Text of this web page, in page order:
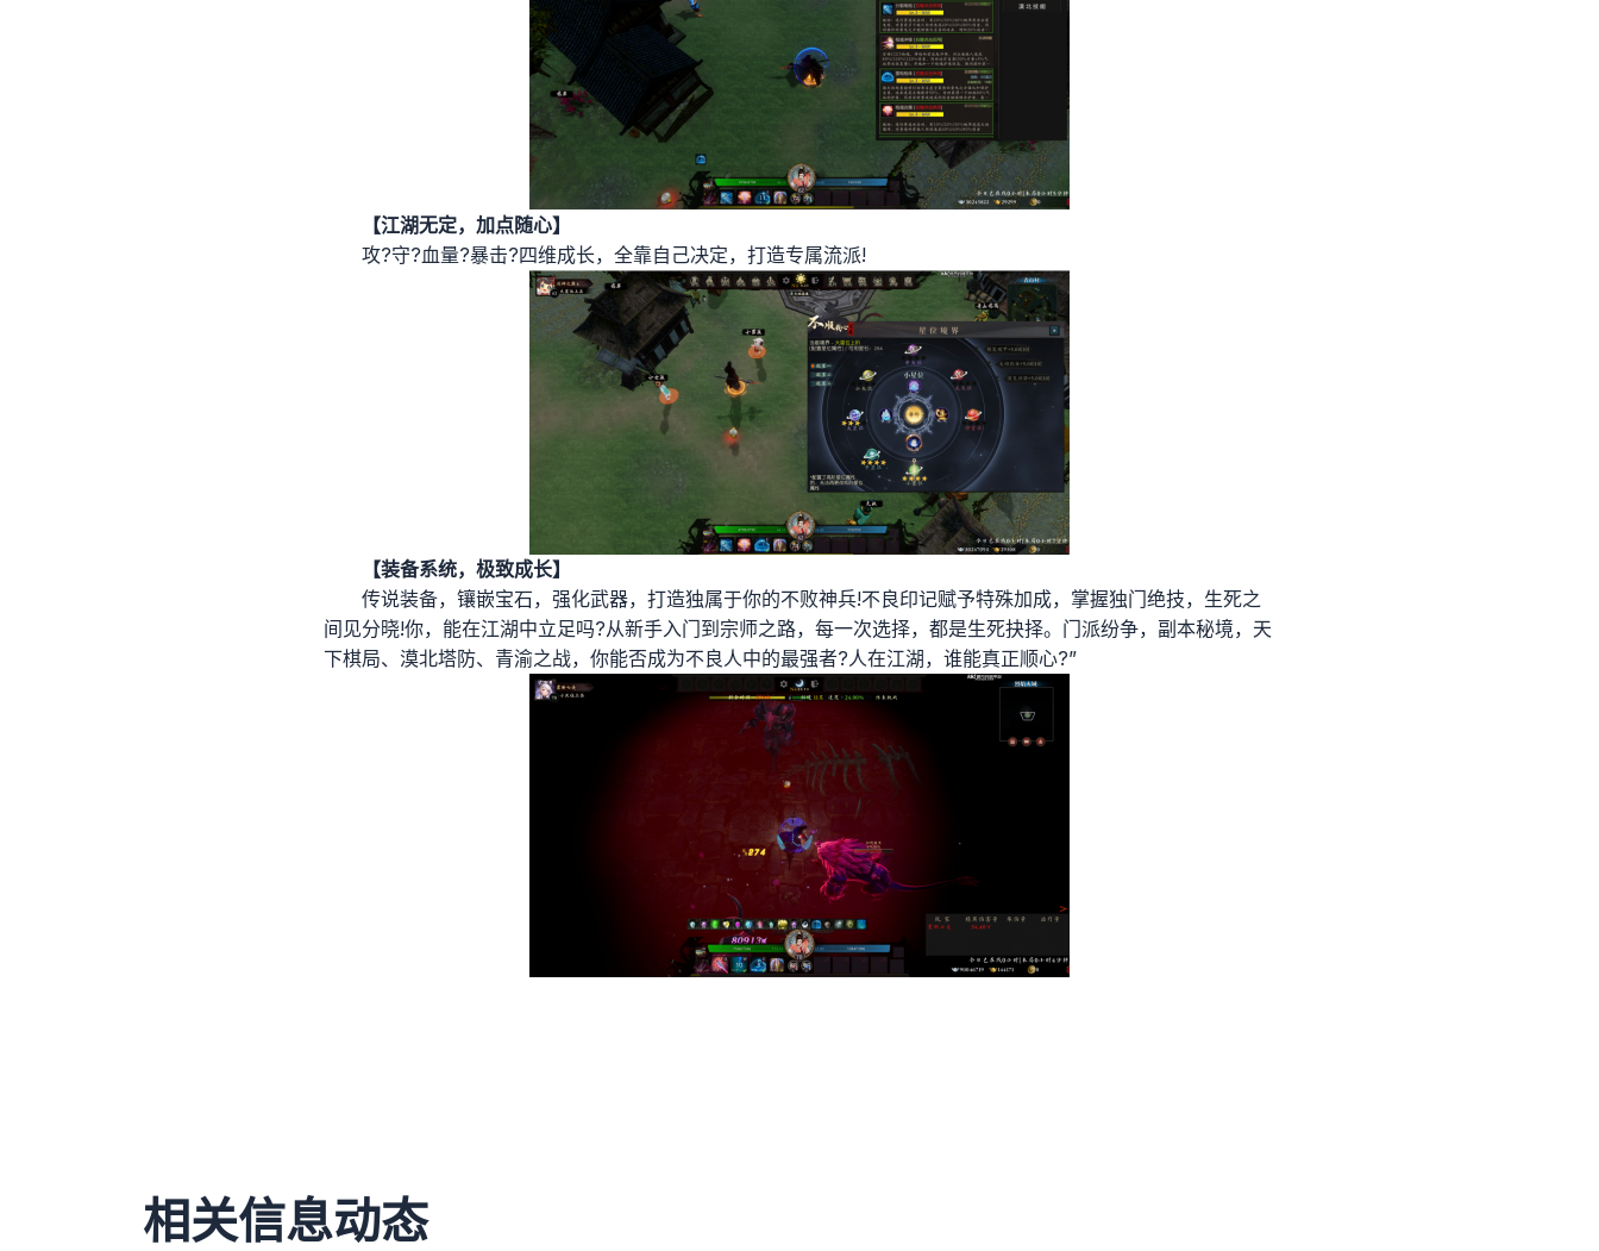
【江湖无定，加点随心】
攻?守?血量?暴击?四维成长，全靠自己决定，打造专属流派!
【装备系统，极致成长】
传说装备，镶嵌宝石，强化武器，打造独属于你的不败神兵!不良印记赋予特殊加成，掌握独门绝技，生死之
间见分晓!你，能在江湖中立足吗?从新手入门到宗师之路，每一次选择，都是生死抉择。门派纷争，副本秘境，天
下棋局、漠北塔防、青渝之战，你能否成为不良人中的最强者?人在江湖，谁能真正顺心?”
相关信息动态